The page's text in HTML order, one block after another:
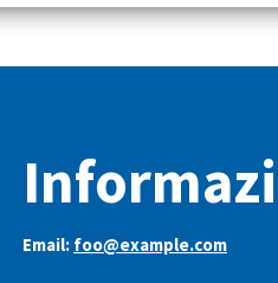
Email: foo@example.com